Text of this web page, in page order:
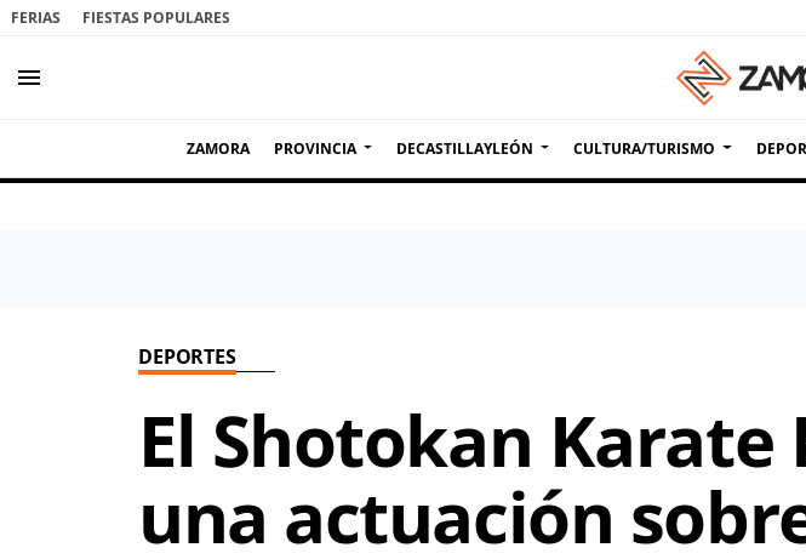
FERIAS FIESTAS POPULARES
menu
ZAMORA PROVINCIA DECASTILLAYLEÓN CULTURA/TURISMO
DEPORTES
El Shotokan
una actuación